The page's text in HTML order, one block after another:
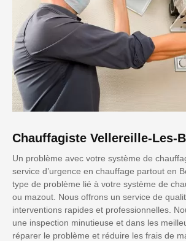
Chauffagiste Vellereille-Les-
Un problème avec votre système de
service d’urgence en chauffage partout en
type de problème lié à votre système de
ou mazout. Nous offrons un service de
interventions rapides et professionnelles.
une inspection minutieuse et dans les
réparer le problème et réduire les frais de